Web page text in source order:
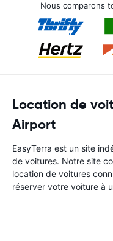
Nous comparons
Location de
Airport
EasyTerra est un site
de voitures. Notre site
location de voitures
réserver votre voiture à